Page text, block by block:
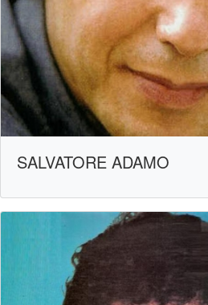
SALVATORE ADAMO